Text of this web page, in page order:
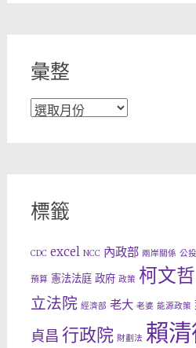
彙整
彙
標籤
CDC excel NCC 內政部 兩岸關係 公投
預算 憲法法庭 政府 政策 柯文哲
立法院 經濟部 老大 老婆 能源政策
貞昌 行政院 財劃法 賴